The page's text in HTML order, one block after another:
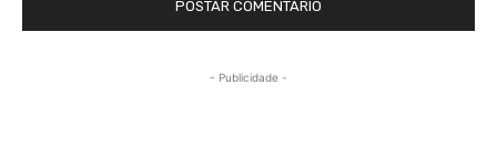
- Publicidade -